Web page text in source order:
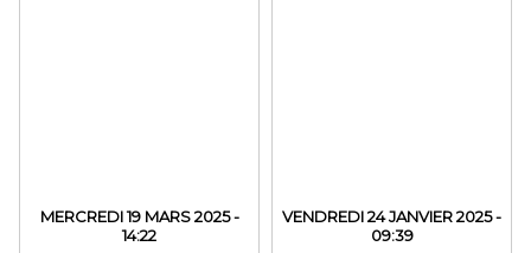
MERCREDI 19 MARS 2025 -
14:22
VENDREDI 24 JANVIER 2025 -
09:39